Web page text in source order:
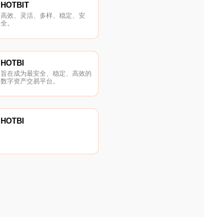
HOTBIT
高效、灵活、多样、稳定、安
全。
HOTBI
旨在成为最安全、稳定、高效的
数字资产交易平台。
HOTBI